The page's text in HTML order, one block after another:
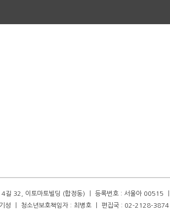
4길 32, 이토마토빌딩 (합정동) ㅣ 등록번호 : 서울아 00515
성 ㅣ 청소년보호책임자 : 최병호 ㅣ 편집국 : 02-2128-